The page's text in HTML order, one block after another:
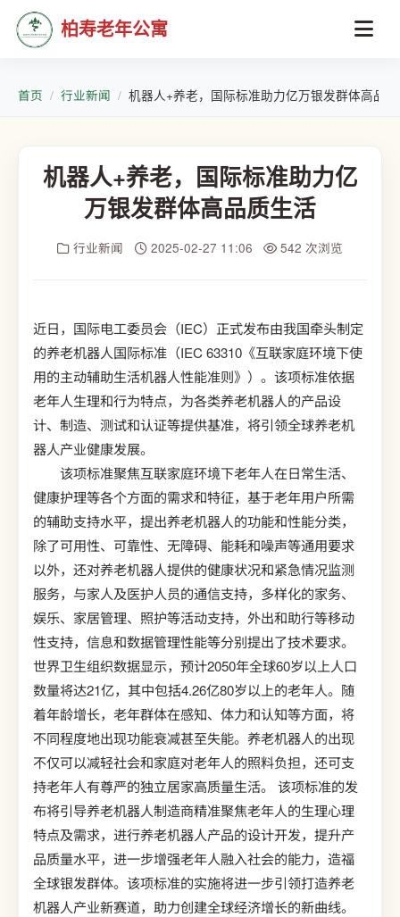
柏寿老年公寓
首页 行业新闻 机器人+养老，国际标准助力亿万银发群体高品
机器人+养老，国际标准助力亿
万银发群体高品质生活
行业新闻 2025-02-27 11:06 542 次浏览
近日，国际电工委员会（IEC）正式发布由我国牵头制定
的养老机器人国际标准（IEC 63310《互联家庭环境下使
用的主动辅助生活机器人性能准则》）。该项标准依据
老年人生理和行为特点，为各类养老机器人的产品设
计、制造、测试和认证等提供基准，将引领全球养老机
器人产业健康发展。
该项标准聚焦互联家庭环境下老年人在日常生活、
健康护理等各个方面的需求和特征，基于老年用户所需
的辅助支持水平，提出养老机器人的功能和性能分类，
除了可用性、可靠性、无障碍、能耗和噪声等通用要求
以外，还对养老机器人提供的健康状况和紧急情况监测
服务，与家人及医护人员的通信支持，多样化的家务、
娱乐、家居管理、照护等活动支持，外出和助行等移动
性支持，信息和数据管理性能等分别提出了技术要求。
世界卫生组织数据显示，预计2050年全球60岁以上人口
数量将达21亿，其中包括4.26亿80岁以上的老年人。随
着年龄增长，老年群体在感知、体力和认知等方面，将
不同程度地出现功能衰减甚至失能。养老机器人的出现
不仅可以减轻社会和家庭对老年人的照料负担，还可支
持老年人有尊严的独立居家高质量生活。 该项标准的发
布将引导养老机器人制造商精准聚焦老年人的生理心理
特点及需求，进行养老机器人产品的设计开发，提升产
品质量水平，进一步增强老年人融入社会的能力，造福
全球银发群体。该项标准的实施将进一步引领打造养老
机器人产业新赛道，助力创建全球经济增长的新曲线。